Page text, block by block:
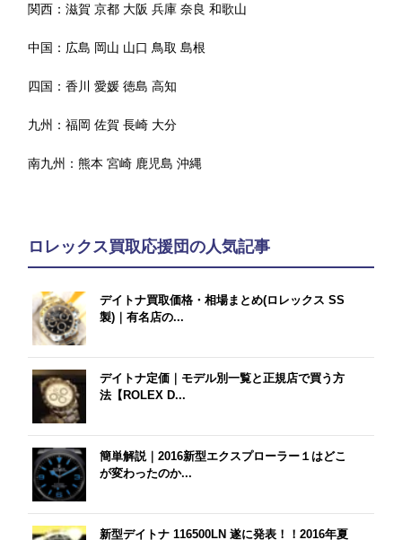
関西：滋賀 京都 大阪 兵庫 奈良 和歌山
中国： 広島 岡山 山口 鳥取 島根
四国：香川 愛媛 徳島 高知
九州：福岡 佐賀 長崎 大分
南九州：熊本 宮崎 鹿児島 沖縄
ロレックス買取応援団の人気記事
デイトナ買取価格・相場まとめ(ロレックス SS
製)｜有名店の...
デイトナ定価｜モデル別一覧と正規店で買う方
法【ROLEX D...
簡単解説｜2016新型エクスプローラー１はどこ
が変わったのか...
新型デイトナ 116500LN 遂に発表！！2016年夏